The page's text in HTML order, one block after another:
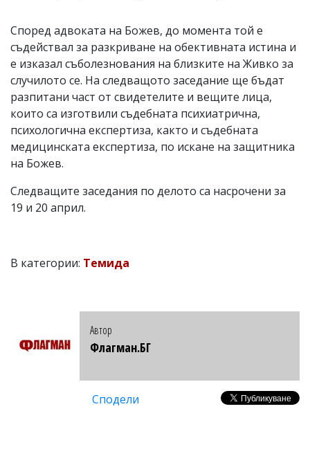
Според адвоката на Божев, до момента той е
съдействал за разкриване на обективната истина и
е изказал съболезнования на близките на Живко за
случилото се. На следващото заседание ще бъдат
разпитани част от свидетелите и вещите лица,
които са изготвили съдебната психиатрична,
психологична експертиза, както и съдебната
медицинската експертиза, по искане на защитника
на Божев.
Следващите заседания по делото са насрочени за
19 и 20 април.
В категории: Темида
Автор
Флагман.БГ
Сподели